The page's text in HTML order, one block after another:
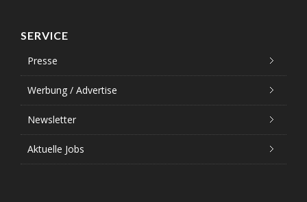
SERVICE
Presse
Werbung / Advertise
Newsletter
Aktuelle Jobs